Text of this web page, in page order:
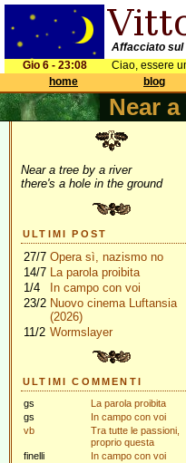
Affacciato sul
Gio 6 - 23:08
Ciao, essere
home
blog
Near
Near a tree by a river
there's a hole in the ground
ULTIMI POST
27/7 Opera sì, nazismo no
14/7 La parola proibita
1/4
In campo con voi
23/2 Nuovo cinema Luftansia
(2026)
11/2 Wormslayer
ULTIMI COMMENTI
gs
La parola proibita
gs
In campo con voi
vb
Tra tutte le passioni,
proprio questa
finelli
In campo con voi